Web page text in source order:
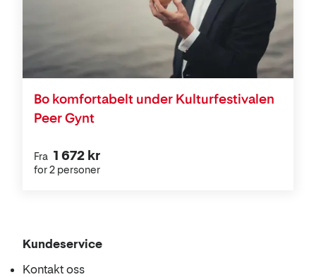
Bo komfortabelt under Kulturfestivalen
Peer Gynt
Fra 1 672 kr
for 2 personer
Kundeservice
Kontakt oss